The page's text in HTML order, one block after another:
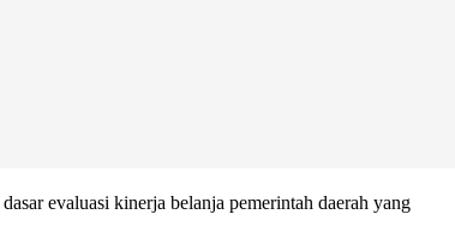
evaluasi kinerja belanja pemerintah daerah yang